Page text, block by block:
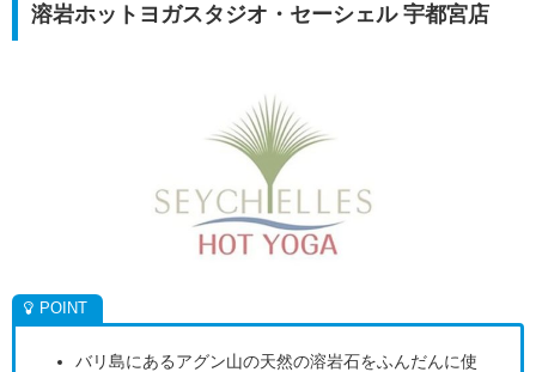
溶岩ホットヨガスタジオ・セーシェル 宇都宮店
バリ島にあるアグン山の天然の溶岩石をふんだんに使